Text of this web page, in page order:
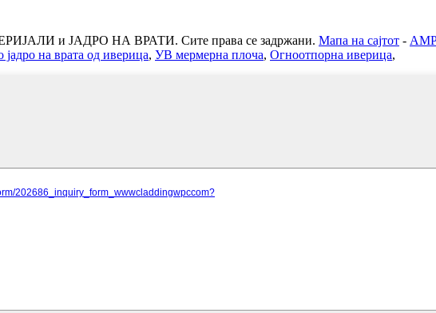
и ЈАДРО НА ВРАТИ. Сите права се задржани. Мапа на сајтот -
на врата од иверица, УВ мермерна плоча, Огноотпорна иверица,